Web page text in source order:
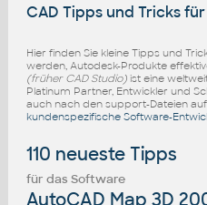
CAD Tipps und Tricks
Hier finden Sie kleine Tipps und
werden, Autodesk-Produkte
(früher CAD Studio)ist eine
Platinum Partner, Entwickler und
auch nach den support-Dateien
kundenspezifische Software-
110 neueste Tipps
für das Software
AutoCAD Map 3D